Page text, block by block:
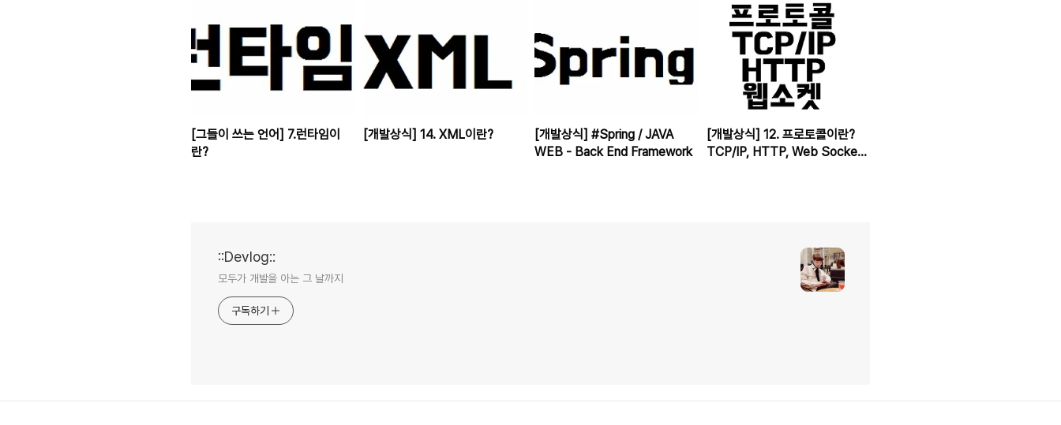
[그들이 쓰는 언어] 7.런타임이
란?
[개발상식] 14. XML이란?
[개발상식] #Spring / JAVA
WEB - Back End Framework
[개발상식] 12. 프로토콜이란?
TCP/IP, HTTP, Web Socket
::Devlog::
모두가 개발을 아는 그 날까지
구독하기